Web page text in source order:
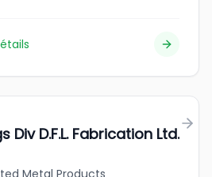
Div D.F.L. Fabrication Ltd.
Metal Products